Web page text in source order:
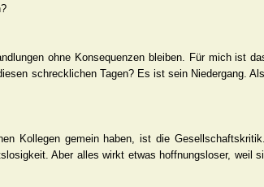
ohne Konsequenzen bleiben. Für mich ist
schrecklichen Tagen? Es ist sein Niedergang.
Kollegen gemein haben, ist die
Aber alles wirkt etwas hoffnungsloser, weil